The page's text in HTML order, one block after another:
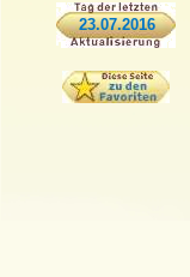
23.07.2016